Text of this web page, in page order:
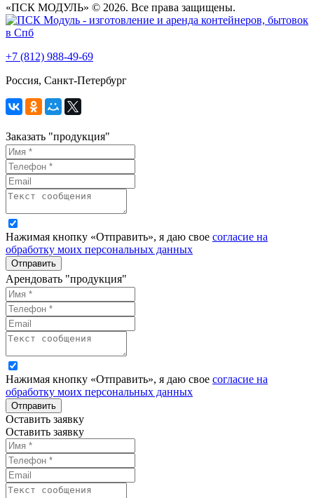
«ПСК МОДУЛЬ» © 2026. Все права защищены.
+7 (812) 988-49-69
Россия, Санкт-Петербург
Заказать "продукция"
Нажимая кнопку «Отправить», я даю свое согласие на
обработку моих персональных данных
Отправить
Арендовать "продукция"
Нажимая кнопку «Отправить», я даю свое согласие на
обработку моих персональных данных
Отправить
Оставить заявку
Оставить заявку